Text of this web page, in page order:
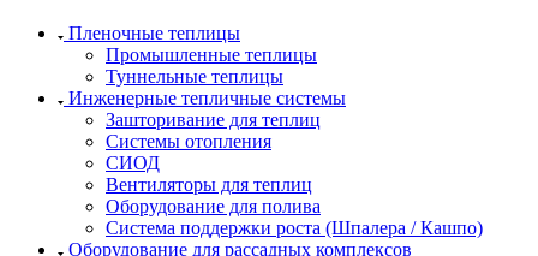
Пленочные теплицы
Промышленные теплицы
Туннельные теплицы
Инженерные тепличные системы
Зашторивание для теплиц
Системы отопления
СИОД
Вентиляторы для теплиц
Оборудование для полива
Система поддержки роста (Шпалера / Кашпо)
Оборудование для рассадных комплексов